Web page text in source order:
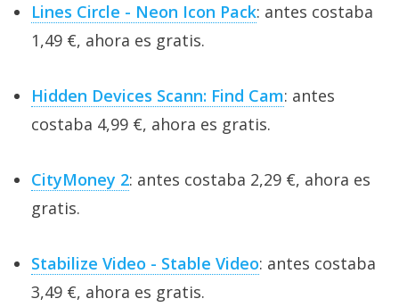
Lines Circle - Neon Icon Pack: antes costaba
1,49 €, ahora es gratis.
Hidden Devices Scann: Find Cam: antes
costaba 4,99 €, ahora es gratis.
CityMoney 2: antes costaba 2,29 €, ahora es
gratis.
Stabilize Video - Stable Video: antes costaba
3,49 €, ahora es gratis.